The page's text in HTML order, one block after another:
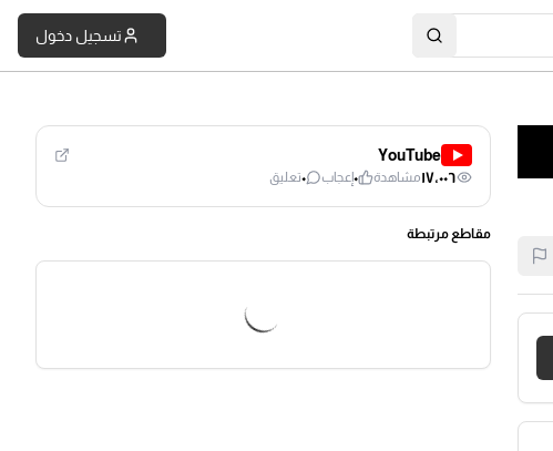
تسجيل دخول
YouTube
١٧٬٠٠٦مشاهدة ٠إعجاب ٠تعليق
مقاطع مرتبطة